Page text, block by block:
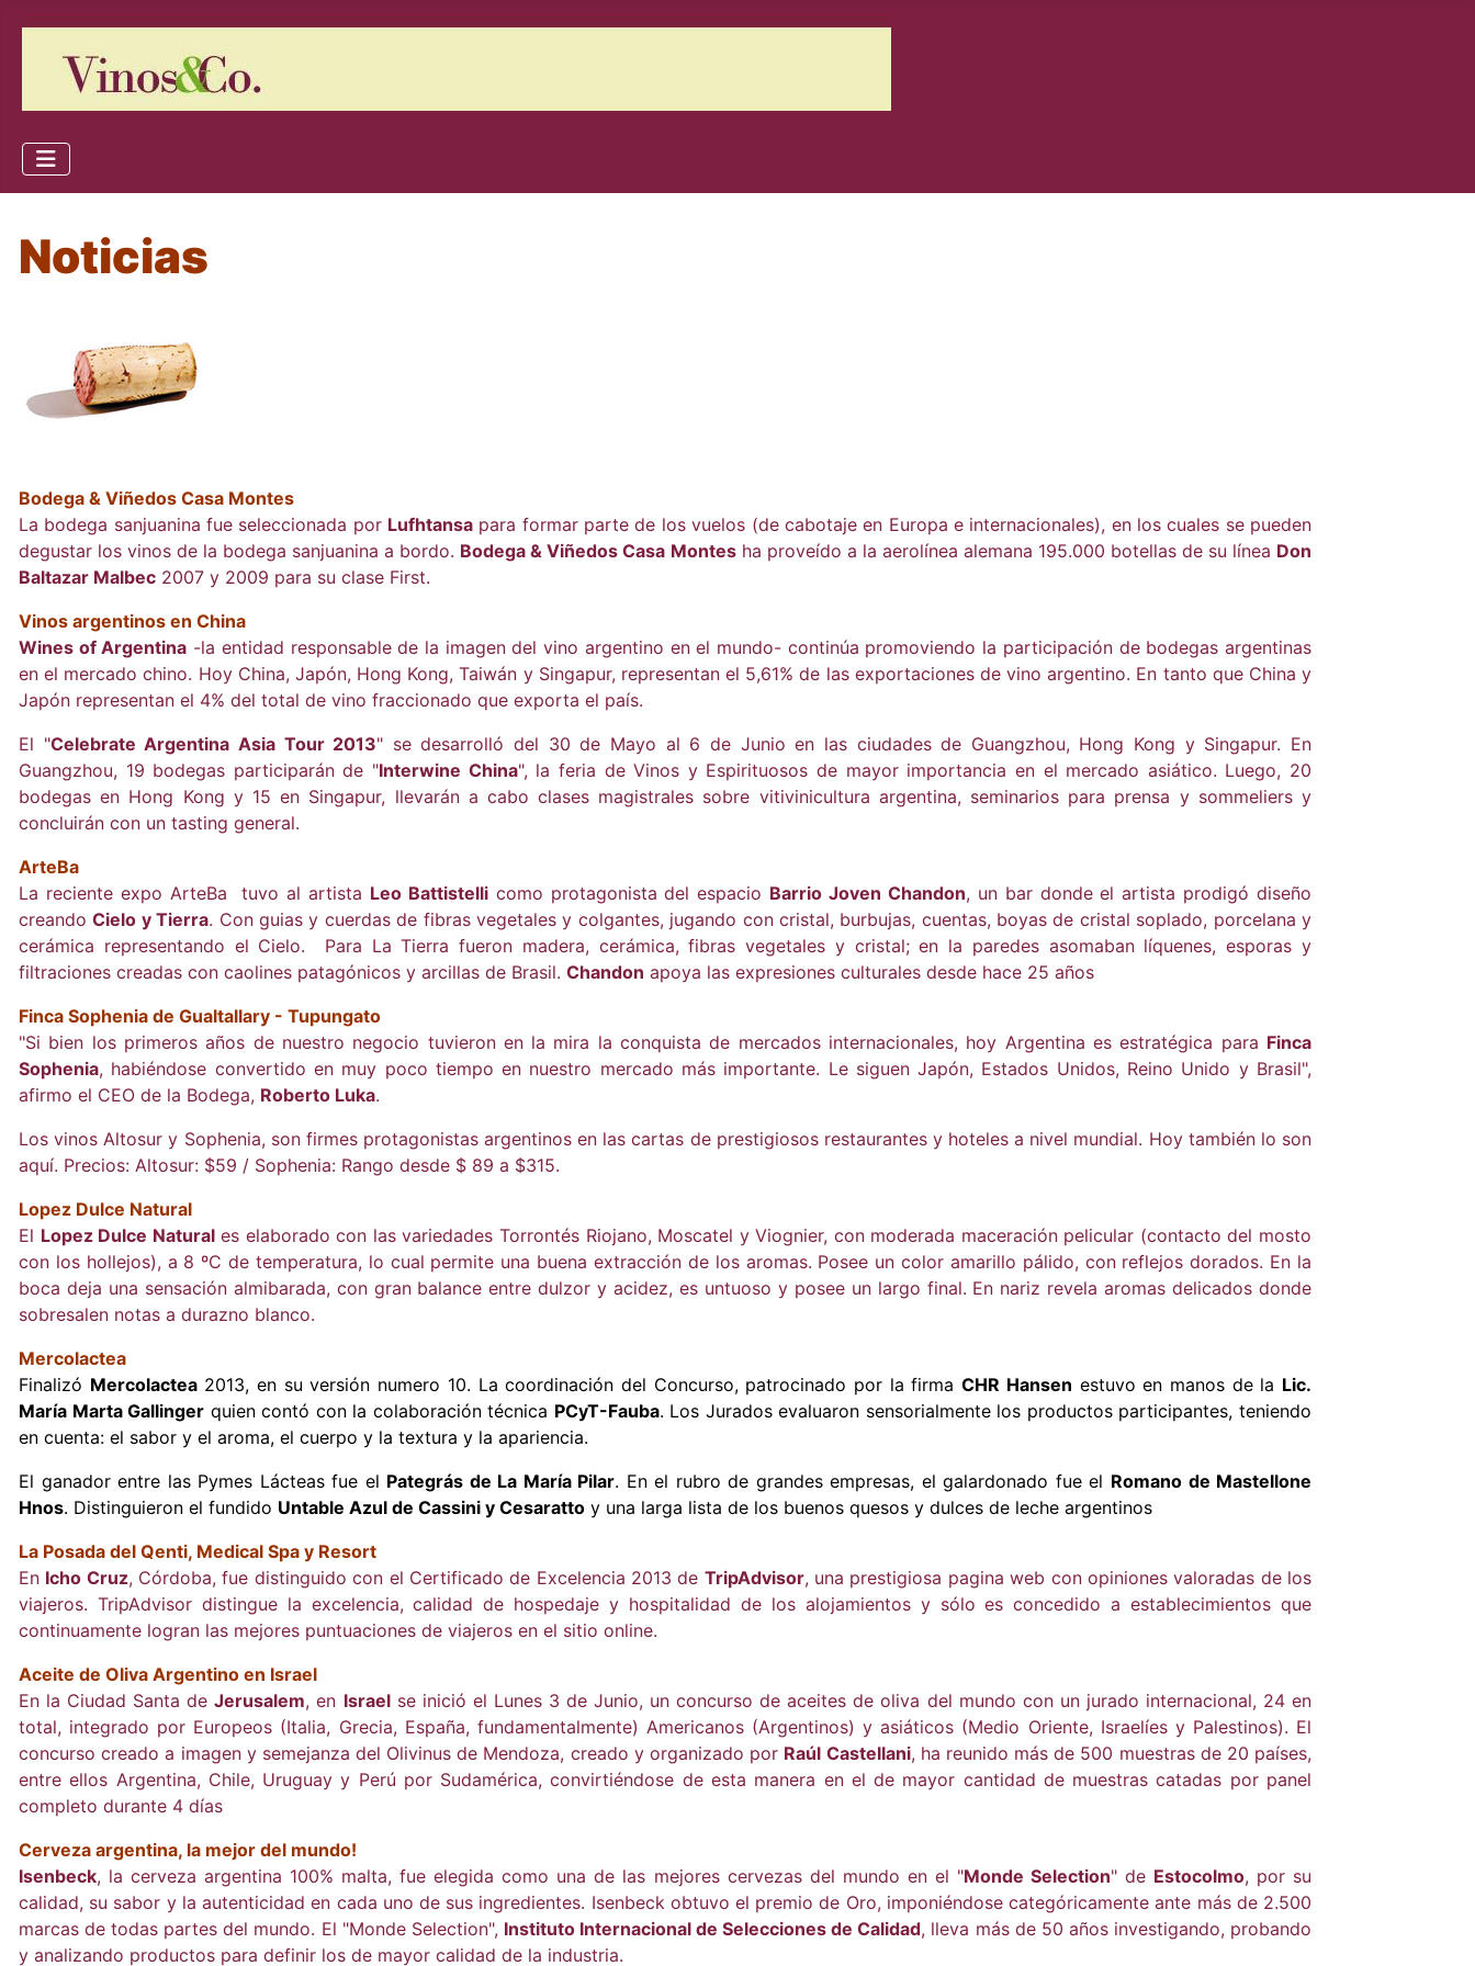
Noticias
Bodega & Viñedos Casa Montes
La bodega sanjuanina fue seleccionada por Lufhtansa para formar parte de los vuelos (de cabotaje en Europa e internacionales), en los cuales se pueden
degustar los vinos de la bodega sanjuanina a bordo. Bodega & Viñedos Casa Montesha proveído a la aerolínea alemana 195.000 botellas de su línea Don
Baltazar Malbec 2007 y 2009 para su clase First.
Vinos argentinos en China
Wines of Argentina -la entidad responsable de la imagen del vino argentino en el mundo- continúa promoviendo la participación de bodegas argentinas
en el mercado chino. Hoy China, Japón, Hong Kong, Taiwán y Singapur, representan el 5,61% de las exportaciones de vino argentino. En tanto que China y
Japón representan el 4% del total de vino fraccionado que exporta el país.
El "Celebrate Argentina Asia Tour 2013" se desarrolló del 30 de Mayo al 6 de Junio en las ciudades de Guangzhou, Hong Kong y Singapur. En
Guangzhou, 19 bodegas participarán de "Interwine China", la feria de Vinos y Espirituosos de mayor importancia en el mercado asiático. Luego, 20
bodegas en Hong Kong y 15 en Singapur, llevarán a cabo clases magistrales sobre vitivinicultura argentina, seminarios para prensa y sommeliers y
concluirán con un tasting general.
ArteBa
La reciente expo ArteBa tuvo al artista Leo Battistellicomo protagonista del espacio Barrio Joven Chandon, un bar donde el artista prodigó diseño
creandoCielo y Tierra. Con guias y cuerdas de fibras vegetales y colgantes, jugando con cristal, burbujas, cuentas, boyas de cristal soplado, porcelana y
cerámica representando el Cielo. Para La Tierra fueron madera, cerámica, fibras vegetales y cristal; en la paredes asomaban líquenes, esporas y
filtraciones creadas con caolines patagónicos y arcillas de Brasil. Chandon apoya las expresiones culturales desde hace 25 años
Finca Sophenia de Gualtallary - Tupungato
"Si bien los primeros años de nuestro negocio tuvieron en la mira la conquista de mercados internacionales, hoy Argentina es estratégica para Finca
Sophenia, habiéndose convertido en muy poco tiempo en nuestro mercado más importante. Le siguen Japón, Estados Unidos, Reino Unido y Brasil",
afirmo el CEO de la Bodega, Roberto Luka.
Los vinos Altosur y Sophenia, son firmes protagonistas argentinos en las cartas de prestigiosos restaurantes y hoteles a nivel mundial. Hoy también lo son
aquí. Precios: Altosur: $59 / Sophenia: Rango desde $ 89 a $315.
Lopez Dulce Natural
El Lopez Dulce Naturales elaborado con las variedades Torrontés Riojano, Moscatel y Viognier, con moderada maceración pelicular (contacto del mosto
con los hollejos), a 8 ºC de temperatura, lo cual permite una buena extracción de los aromas. Posee un color amarillo pálido, con reflejos dorados. En la
boca deja una sensación almibarada, con gran balance entre dulzor y acidez, es untuoso y posee un largo final. En nariz revela aromas delicados donde
sobresalen notas a durazno blanco.
Mercolactea
Finalizó Mercolactea2013, en su versión numero 10. La coordinación del Concurso, patrocinado por la firmaCHR Hansen estuvo en manos de la Lic.
María Marta Gallinger quien contó con la colaboración técnica PCyT-Fauba. Los Jurados evaluaron sensorialmente los productos participantes, teniendo
en cuenta: el sabor y el aroma, el cuerpo y la textura y la apariencia.
El ganador entre las Pymes Lácteas fue el Pategrás de La María Pilar. En el rubro de grandes empresas, el galardonado fue el Romano de Mastellone
Hnos. Distinguieron el fundido Untable Azul de Cassini y Cesaratto y una larga lista de los buenos quesos y dulces de leche argentinos
La Posada del Qenti, Medical Spa y Resort
En Icho Cruz, Córdoba, fue distinguido con el Certificado de Excelencia 2013 de TripAdvisor, una prestigiosa pagina web con opiniones valoradas de los
viajeros. TripAdvisor distingue la excelencia, calidad de hospedaje y hospitalidad de los alojamientos y sólo es concedido a establecimientos que
continuamente logran las mejores puntuaciones de viajeros en el sitio online.
Aceite de Oliva Argentino en Israel
En la Ciudad Santa deJerusalem, en Israelse inició el Lunes 3 de Junio, un concurso de aceites de oliva del mundo con un jurado internacional, 24 en
total, integrado por Europeos (Italia, Grecia, España, fundamentalmente) Americanos (Argentinos) y asiáticos (Medio Oriente, Israelíes y Palestinos). El
concurso creado a imagen y semejanza del Olivinus de Mendoza, creado y organizado por Raúl Castellani, ha reunido más de 500 muestras de 20 países,
entre ellos Argentina, Chile, Uruguay y Perú por Sudamérica, convirtiéndose de esta manera en el de mayor cantidad de muestras catadas por panel
completo durante 4 días
Cerveza argentina, la mejor del mundo!
Isenbeck, la cerveza argentina 100% malta, fue elegida como una de las mejores cervezas del mundo en el "Monde Selection" de Estocolmo, por su
calidad, su sabor y la autenticidad en cada uno de sus ingredientes. Isenbeck obtuvo el premio de Oro, imponiéndose categóricamente ante más de 2.500
marcas de todas partes del mundo. El "Monde Selection", Instituto Internacional de Selecciones de Calidad, lleva más de 50 años investigando, probando
y analizando productos para definir los de mayor calidad de la industria.